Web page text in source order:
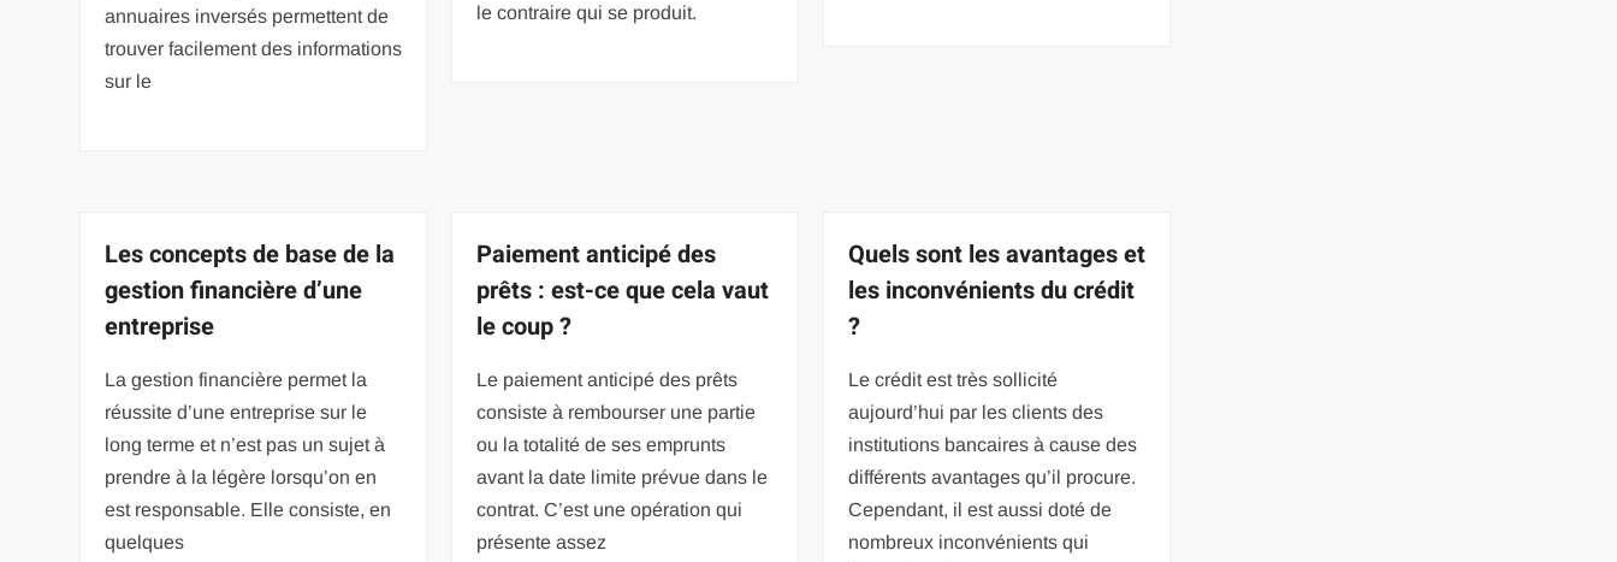
annuaires inversés permettent de
trouver facilement des informations
sur le
le contraire qui se produit.
Les concepts de base de la
gestion financière d’une
entreprise
La gestion financière permet la
réussite d’une entreprise sur le
long terme et n’est pas un sujet à
prendre à la légère lorsqu’on en
est responsable. Elle consiste, en
quelques
Paiement anticipé des
prêts : est-ce que cela vaut
le coup ?
Le paiement anticipé des prêts
consiste à rembourser une partie
ou la totalité de ses emprunts
avant la date limite prévue dans le
contrat. C’est une opération qui
présente assez
Quels sont les avantages et
les inconvénients du crédit
?
Le crédit est très sollicité
aujourd’hui par les clients des
institutions bancaires à cause des
différents avantages qu’il procure.
Cependant, il est aussi doté de
nombreux inconvénients qui